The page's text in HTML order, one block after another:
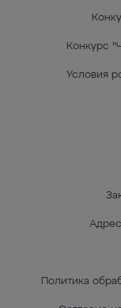
Конкурс
Условия
Политика